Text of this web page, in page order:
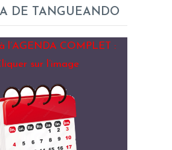
DE TANGUEANDO
l’AGENDA COMPLET :
sur l’image